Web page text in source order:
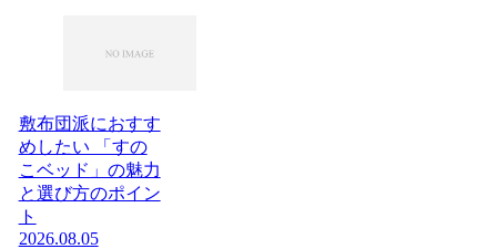
敷布団派におすす
めしたい 「すの
こベッド」の魅力
と選び方のポイン
ト
2026.08.05